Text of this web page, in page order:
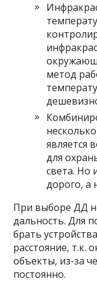
метод
является
для
света. Но
дорого, а
При выборе ДД
дальность. Для
брать
расстояние, т.к.
объекты, из-за
постоянно.